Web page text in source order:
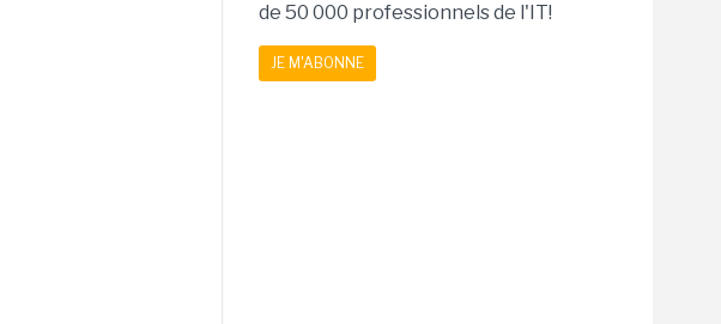
de 50 000 professionnels de l'IT!
JE M'ABONNE